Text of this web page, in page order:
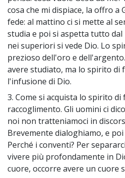
cosa che mi dispiace, la offro a
fede: al mattino ci si mette al
studia e poi si aspetta tutto dal
nei superiori si vede Dio. Lo
prezioso dell'oro e
avere studiato, ma lo spirito di
l'infusione di Dio.
3. Come si acquista lo spirito di
raccoglimento. Gli uomini ci
noi non tratteniamoci in
Brevemente dialoghiamo, e
Perché i conventi? Per
vivere più profondamente in
cuore, occorre avere un cuore